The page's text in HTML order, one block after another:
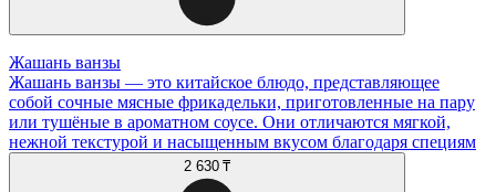
Жашань ванзы
Жашань ванзы — это китайское блюдо, представляющее
собой сочные мясные фрикадельки, приготовленные на пару
или тушёные в ароматном соусе. Они отличаются мягкой,
нежной текстурой и насыщенным вкусом благодаря специям
2 630 ₸